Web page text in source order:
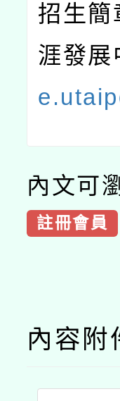
招生簡
涯發展
內文可
註冊會員
內容附